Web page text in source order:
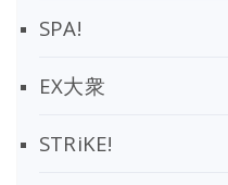
SPA!
EX大衆
STRiKE!